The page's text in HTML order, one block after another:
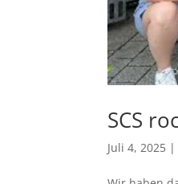
SCS
Juli 4, 2025